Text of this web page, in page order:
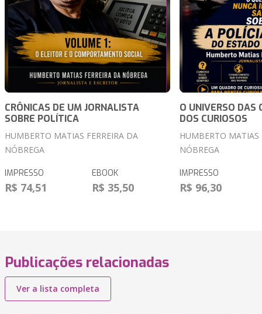
CRÔNICAS DE UM JORNALISTA
SOBRE POLÍTICA
HUMBERTO MATIAS FERREIRA DA
NÓBREGA
IMPRESSO
R$ 74,51
EBOOK
R$ 35,50
O UNIVERSO DAS
DOS CURIOSOS
HUMBERTO MATIAS
NÓBREGA
IMPRESSO
R$ 96,30
Publicações relacionadas
Ver a lista completa